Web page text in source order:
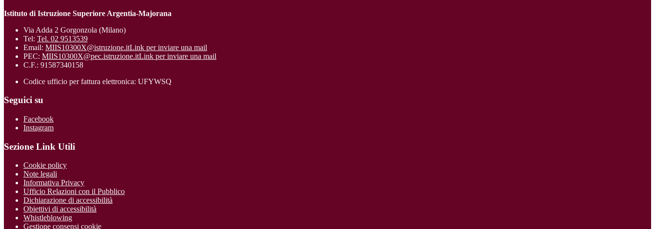
Istituto di Istruzione Superiore Argentia-Majorana
Via Adda 2 Gorgonzola (Milano)
Tel: Tel. 02 9513539
Email: MIIS10300X@istruzione.itLink per inviare una mail
PEC: MIIS10300X@pec.istruzione.itLink per inviare una mail
C.F.: 91587340158
Codice ufficio per fattura elettronica: UFYWSQ
Seguici su
Facebook
Instagram
Sezione Link Utili
Cookie policy
Note legali
Informativa Privacy
Ufficio Relazioni con il Pubblico
Dichiarazione di accessibilità
Obiettivi di accessibilità
Whistleblowing
Gestione consensi cookie